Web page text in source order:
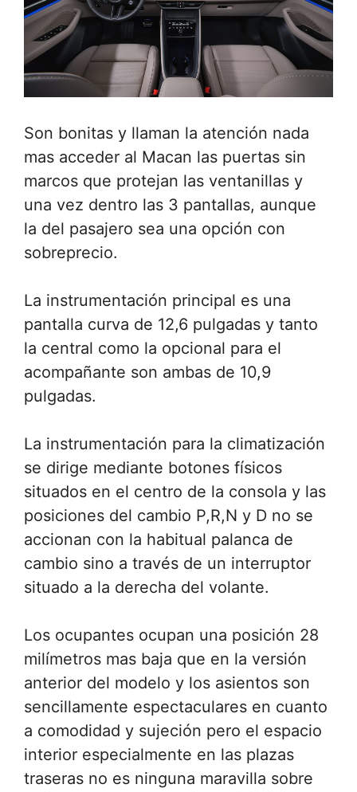
Son bonitas y llaman la atención nada
mas acceder al Macan las puertas sin
marcos que protejan las ventanillas y
una vez dentro las 3 pantallas, aunque
la del pasajero sea una opción con
sobreprecio.
La instrumentación principal es una
pantalla curva de 12,6 pulgadas y tanto
la central como la opcional para el
acompañante son ambas de 10,9
pulgadas.
La instrumentación para la climatización
se dirige mediante botones físicos
situados en el centro de la consola y las
posiciones del cambio P,R,N y D no se
accionan con la habitual palanca de
cambio sino a través de un interruptor
situado a la derecha del volante.
Los ocupantes ocupan una posición 28
milímetros mas baja que en la versión
anterior del modelo y los asientos son
sencillamente espectaculares en cuanto
a comodidad y sujeción pero el espacio
interior especialmente en las plazas
traseras no es ninguna maravilla sobre